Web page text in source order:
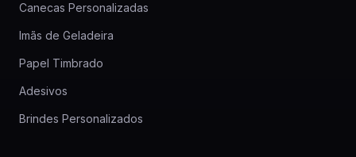
Canecas Personalizadas
Imãs de Geladeira
Papel Timbrado
Adesivos
Brindes Personalizados